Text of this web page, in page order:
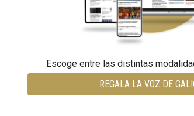
Escoge entre las distintas
REGALA LA VOZ DE